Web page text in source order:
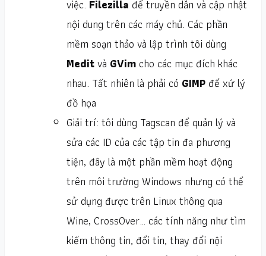
việc. Filezilla để truyền dẫn và cập nhật
nội dung trên các máy chủ. Các phần
mềm soạn thảo và lập trình tôi dùng
Meditvà GVim cho các mục đích khác
nhau. Tất nhiên là phải có GIMP để xứ lý
đồ họa
Giải trí: tôi dùng Tagscan để quản lý và
sửa các ID của các tập tin đa phương
tiện, đây là một phần mềm hoạt động
trên môi trường Windows nhưng có thể
sử dụng được trên Linux thông qua
Wine, CrossOver… các tính năng như tìm
kiếm thông tin, đổi tin, thay đổi nội